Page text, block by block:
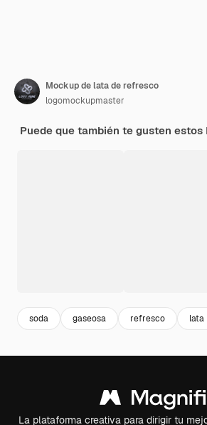
Mockup de lata de refresco
logomockupmaster
Puede que también te gusten estos
soda gaseosa refresco lata
La plataforma creativa para dirigir tu